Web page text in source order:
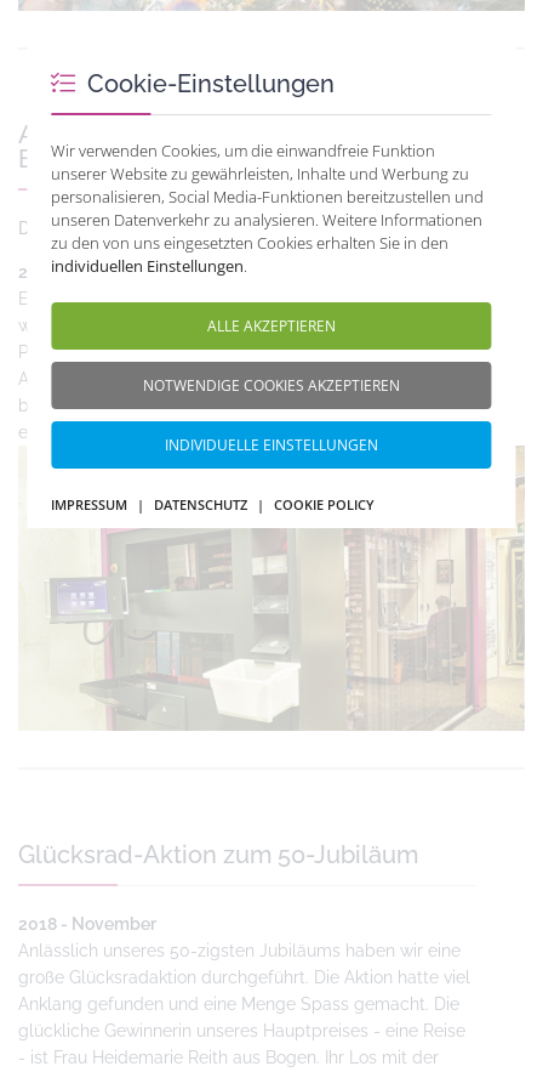
Apothekenvollautomat - der Erste in
Bogen
Dateianhang: 2019-02-12_automat.pdf
2019 - Dezember
Ein Jahr nachdem 50-jährigen Jubiläum hat nun ein
weitere Fortschritt Einzug gehalten: Um mehr für den
Patienten da zu sein, für ein effizienteres und schnelleres
Arbeiten, hat die Hubertus-Apotheke den ersten und
bisher einzigen Apothekenvollautomaten in Bogen
erworben.
Glücksrad-Aktion zum 50-Jubiläum
2018 - November
Anlässlich unseres 50-zigsten Jubiläums haben wir eine
große Glücksradaktion durchgeführt. Die Aktion hatte viel
Anklang gefunden und eine Menge Spass gemacht. Die
glückliche Gewinnerin unseres Hauptpreises - eine Reise
- ist Frau Heidemarie Reith aus Bogen.
Ihr Los mit der
Cookie-Einstellungen
Wir verwenden Cookies, um die einwandfreie Funktion
unserer Website zu gewährleisten, Inhalte und Werbung zu
personalisieren, Social Media-Funktionen bereitzustellen und
unseren Datenverkehr zu analysieren. Weitere Informationen
zu den von uns eingesetzten Cookies erhalten Sie in den
individuellen Einstellungen
ALLE AKZEPTIEREN
NOTWENDIGE COOKIES AKZEPTIEREN
IMPRESSUM | DATENSCHUTZ | COOKIE POLICY
INDIVIDUELLE EINSTELLUNGEN